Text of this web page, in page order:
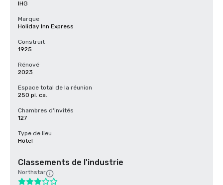
IHG
Marque
Holiday Inn Express
Construit
1925
Rénové
2023
Espace total de la réunion
250 pi. ca.
Chambres d'invités
127
Type de lieu
Hôtel
Classements de l'industrie
Northstar